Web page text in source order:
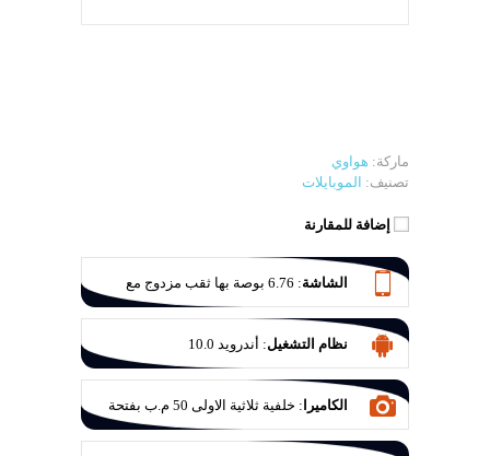
ماركة: هواوي
تصنيف: الموبايلات
إضافة للمقارنة
الشاشة:
6.76 بوصة بها ثقب مزدوج مع
انحناء شديد على اطراف الشاشة
نظام التشغيل: أندرويد 10.0
الكاميرا :
خلفية ثلاثية الاولى 50 م.ب بفتحة
عدسة F/1.9 والثانية 12 م.ب للزوم بفتحة
عدسة F/3.4 والثالثة للتصوير الواسع 20 م.ب